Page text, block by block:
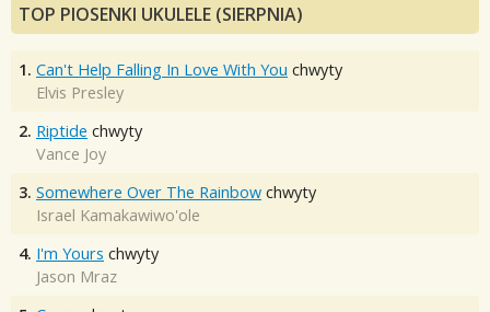
TOP PIOSENKI UKULELE (SIERPNIA)
1. Can't Help Falling In Love With You chwyty
Elvis Presley
2. Riptide chwyty
Vance Joy
3. Somewhere Over The Rainbow chwyty
Israel Kamakawiwo'ole
4. I'm Yours chwyty
Jason Mraz